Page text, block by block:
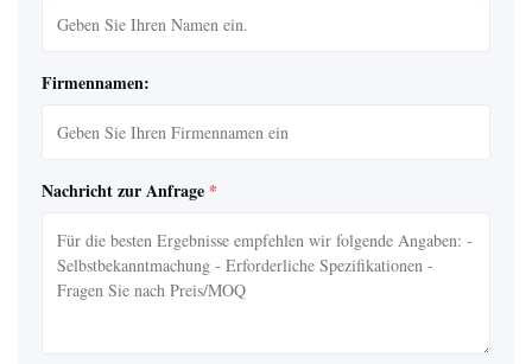
Firmennamen:
Nachricht zur Anfrage *